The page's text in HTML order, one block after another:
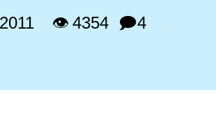
👁 4354 🗩4